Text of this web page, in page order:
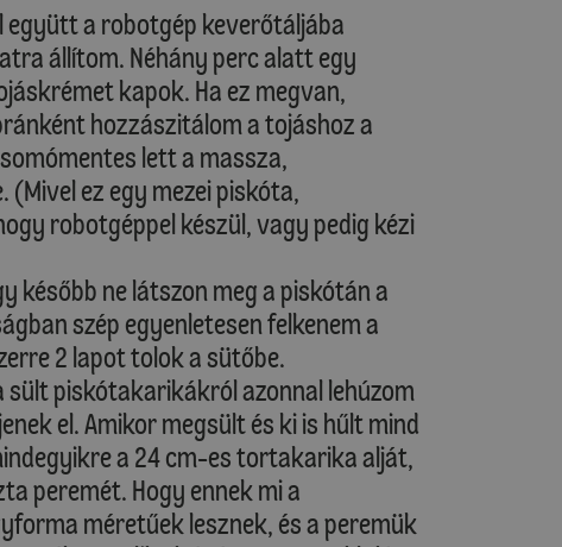
a robotgép keverőtáljába
állítom. Néhány perc alatt egy
kapok. Ha ez megvan,
hozzászitálom a tojáshoz a
lett a massza,
(Mivel ez egy mezei piskóta,
robotgéppel készül, vagy pedig kézi
ne látszon meg a piskótán a
szép egyenletesen felkenem a
2 lapot tolok a sütőbe.
sült piskótakarikákról azonnal lehúzom
el. Amikor megsült és ki is hűlt mind
a 24 cm-es tortakarika alját,
peremét. Hogy ennek mi a
méretűek lesznek, és a peremük